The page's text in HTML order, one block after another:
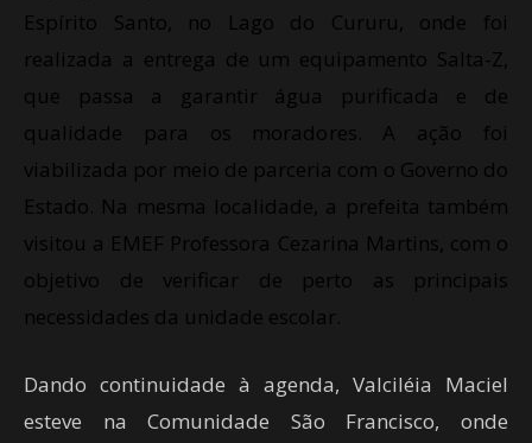
Espírito Santo, no Lago do Cururu, onde foi
realizada a entrega de um equipamento Salta-Z,
que passa a garantir água purificada e de
qualidade para os moradores. A ação foi
viabilizada por meio de parceria com o Governo do
Estado. Na mesma localidade, a prefeita também
visitou a EMEF Professora Cezarina Martins, com o
objetivo de verificar de perto as principais
necessidades da unidade escolar.
Dando continuidade à agenda, Valciléia Maciel
esteve na Comunidade São Francisco, onde